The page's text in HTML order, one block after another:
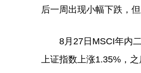
后一周出现小幅下跌，
8月27日MSCI年内二
上证指数上涨1.35%，